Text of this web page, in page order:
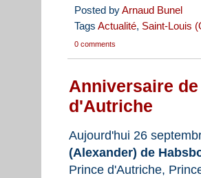
Posted byArnaud Bunel
Tags Actualité, Saint-Louis
0 comments
Anniversaire
d'Autriche
Aujourd'hui 26
(Alexander) de
Prince d'Autriche,